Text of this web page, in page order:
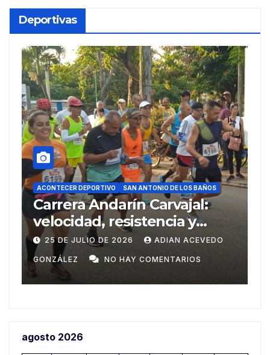
Deportivas
ACONTECER DEPORTIVO SAN ANTONIO DE LOS BAÑOS
Carrera Andarín Carvajal:
velocidad, resistencia y
espíritu deportivo en su 38
edición
25 DE JULIO DE 2026 ADIAN ACEVEDO
GONZÁLEZ NO HAY COMENTARIOS
SAN
Del
agosto 2026